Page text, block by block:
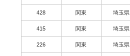
428 関東 埼玉県
415 関東 埼玉県
226 関東 埼玉県